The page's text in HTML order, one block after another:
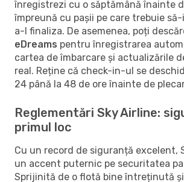
înregistrezi cu o săptămână înainte
împreună cu pașii pe care trebuie
a-l finaliza. De asemenea, poți
eDreams pentru înregistrarea
cartea de îmbarcare și actualizările
real. Reține că check-in-ul se
24 până la 48 de ore înainte de
Reglementări Sky Airline:
primul loc
Cu un record de siguranță excelent,
un accent puternic pe securitatea
Sprijinită de o flotă bine întreținută